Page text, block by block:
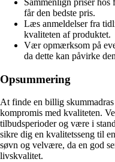
Sammenlign priser
får den bedste pris.
Læs anmeldelser fra
kvaliteten af produktet.
Vær opmærksom på
da dette kan påvirke
Opsummering
At finde en billig
kompromis med kvaliteten.
tilbudsperioder og være i
sikre dig en kvalitetsseng til
søvn og velvære, da en god
livskvalitet.